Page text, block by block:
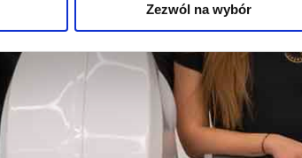
Zezwól na wybór
mnie